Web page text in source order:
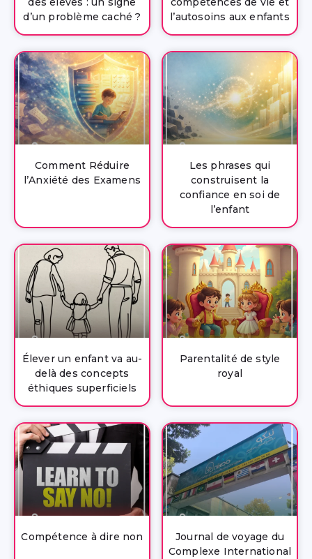
d’un problème caché ?
l’autosoins aux enfants
Comment Réduire
l’Anxiété des Examens
Les phrases qui
construisent la
confiance en soi de
l’enfant
Élever un enfant va au-
delà des concepts
éthiques superficiels
Parentalité de style
royal
Compétence à dire non
Journal de voyage du
Complexe International